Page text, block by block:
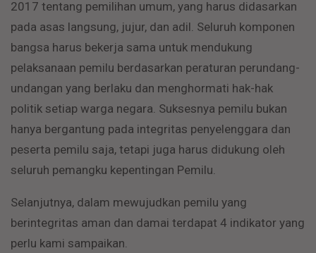
2017 tentang pemilihan umum, yang harus didasarkan
pada asas langsung, jujur, dan adil. Seluruh komponen
bangsa harus bekerja sama untuk mendukung
pelaksanaan pemilu berdasarkan peraturan perundang-
undangan yang berlaku dan menghormati hak-hak
politik setiap warga negara. Suksesnya pemilu bukan
hanya bergantung pada integritas penyelenggara dan
peserta pemilu saja, tetapi juga harus didukung oleh
seluruh pemangku kepentingan Pemilu.
Selanjutnya, dalam mewujudkan pemilu yang
berintegritas aman dan damai terdapat 4 indikator yang
perlu kami sampaikan.